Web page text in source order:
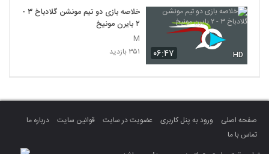
۰۶:۴۷ HD
خلاصه بازی دو تیم مونشن گلادباخ ۳ -
۲ بایرن مونیخ
M
۳۵۱ بازدید
صفحه اصلی ورود به پنل کاربری عضویت در سایت قوانین سایت
درباره ما
تماس با ما